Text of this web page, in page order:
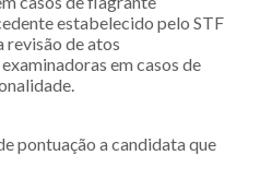
estabelecido pelo STF
revisão de atos
em casos de
pontuação a candidata que